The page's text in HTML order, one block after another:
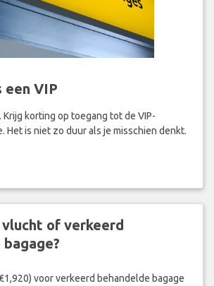
een VIP
Krijg korting op toegang tot de VIP-
Het is niet zo duur als je misschien denkt.
of verkeerd
voor verkeerd behandelde bagage